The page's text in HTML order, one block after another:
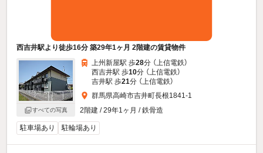
西吉井駅より徒歩16分 築29年1ヶ月 2階建の賃貸物件
すべての写真
上州新屋駅 歩28分 （上信電鉄）
西吉井駅 歩10分 （上信電鉄）
吉井駅 歩21分 （上信電鉄）
群馬県高崎市吉井町長根1841-1
2階建 / 29年1ヶ月 / 鉄骨造
駐車場あり 駐輪場あり